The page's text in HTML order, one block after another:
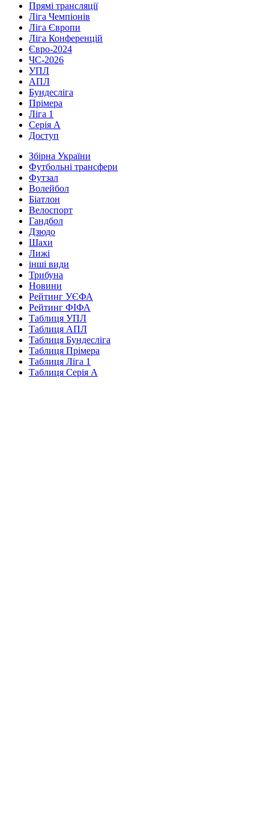
Прямі трансляції
Ліга Чемпіонів
Ліга Європи
Ліга Конференцій
Євро-2024
ЧС-2026
УПЛ
АПЛ
Бундесліга
Прімера
Ліга 1
Серія А
Доступ
Збірна України
Футбольні трансфери
Футзал
Волейбол
Біатлон
Велоспорт
Гандбол
Дзюдо
Шахи
Лижі
інші види
Трибуна
Новини
Рейтинг УЄФА
Рейтинг ФІФА
Таблиця УПЛ
Таблиця АПЛ
Таблиця Бундесліга
Таблиця Прімера
Таблиця Ліга 1
Таблиця Серія А